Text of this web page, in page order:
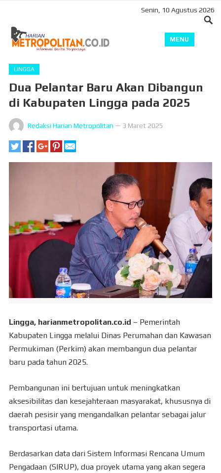
Senin, 10 Agustus 2026
MENU
LINGGA
Dua Pelantar Baru Akan Dibangun
di Kabupaten Lingga pada 2025
Redaksi Harian Metropolitan — 3 Maret 2025
Lingga, harianmetropolitan.co.id – Pemerintah
Kabupaten Lingga melalui Dinas Perumahan dan Kawasan
Permukiman (Perkim) akan membangun dua pelantar
baru pada tahun 2025.
Pembangunan ini bertujuan untuk meningkatkan
aksesibilitas dan kesejahteraan masyarakat, khususnya di
daerah pesisir yang mengandalkan pelantar sebagai jalur
transportasi utama.
Berdasarkan data dari Sistem Informasi Rencana Umum
Pengadaan (SIRUP), dua proyek utama yang akan segera